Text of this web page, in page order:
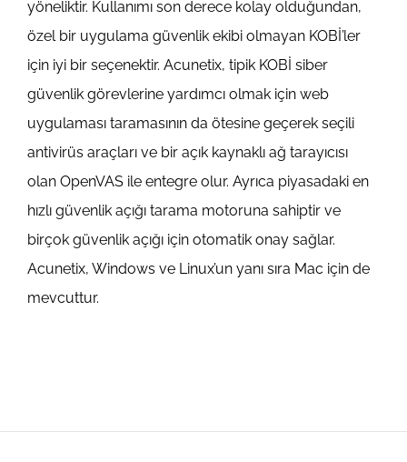
yöneliktir. Kullanımı son derece kolay olduğundan,
özel bir uygulama güvenlik ekibi olmayan KOBİ’ler
için iyi bir seçenektir. Acunetix, tipik KOBİ siber
güvenlik görevlerine yardımcı olmak için web
uygulaması taramasının da ötesine geçerek seçili
antivirüs araçları ve bir açık kaynaklı ağ tarayıcısı
olan OpenVAS ile entegre olur. Ayrıca piyasadaki en
hızlı güvenlik açığı tarama motoruna sahiptir ve
birçok güvenlik açığı için otomatik onay sağlar.
Acunetix, Windows ve Linux’un yanı sıra Mac için de
mevcuttur.